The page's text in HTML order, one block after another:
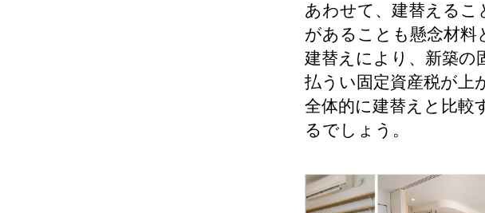
あわせて、建替えるこ
があることも懸念材料
建替えにより、新築の
払うい固定資産税が上
全体的に建替えと比較
るでしょう。